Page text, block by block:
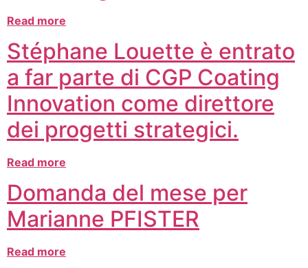
Read more
Stéphane Louette è entrato
a far parte di CGP Coating
Innovation come direttore
dei progetti strategici.
Read more
Domanda del mese per
Marianne PFISTER
Read more